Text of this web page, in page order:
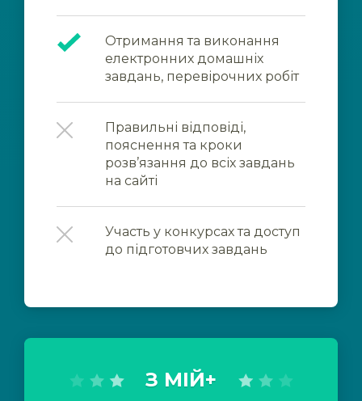
Отримання та виконання
електронних домашніх
завдань, перевірочних робіт
Правильні відповіді,
пояснення та кроки
розв’язання до всіх завдань
на сайті
Участь у конкурсах та доступ
до підготовчих завдань
З МІЙ+